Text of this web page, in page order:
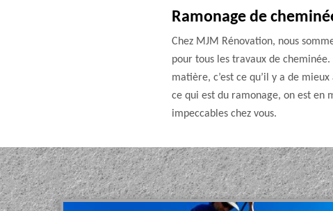
Ramonage de
Chez MJM Rénovation, nous
pour tous les travaux de
matière, c’est ce qu’il y a de
ce qui est du ramonage, on est en
impeccables chez vous.